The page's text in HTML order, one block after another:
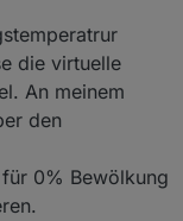
die virtuelle
An meinem
den
0% Bewölkung